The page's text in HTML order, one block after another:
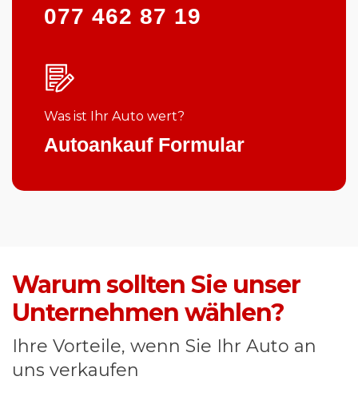
077 462 87 19
Was ist Ihr Auto wert?
Autoankauf Formular
Warum sollten Sie unser
Unternehmen wählen?
Ihre Vorteile, wenn Sie Ihr Auto an
uns verkaufen